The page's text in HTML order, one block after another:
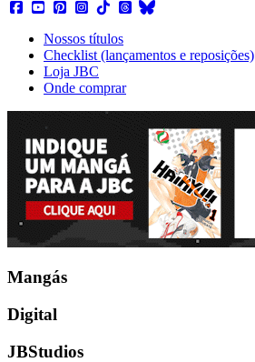
Nossos títulos
Checklist (lançamentos e reposições)
Loja JBC
Onde comprar
Mangás
Digital
JBStudios